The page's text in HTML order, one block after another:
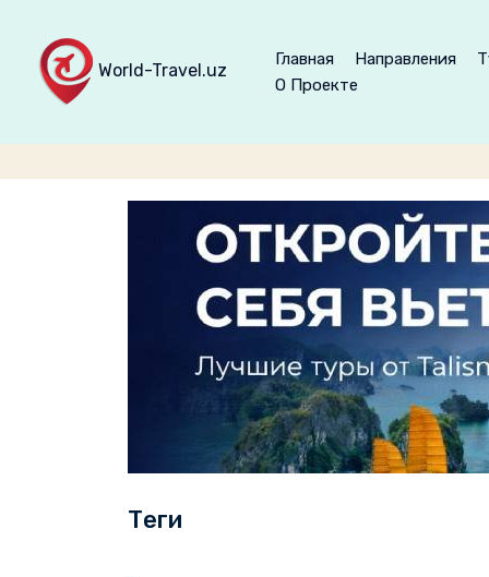
World-Travel.uz
Главная Направления
О Проекте
Теги